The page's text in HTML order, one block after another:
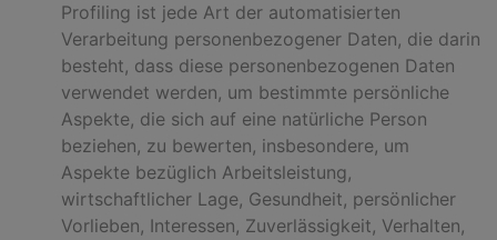
Profiling ist jede Art der automatisierten
Verarbeitung personenbezogener Daten, die darin
besteht, dass diese personenbezogenen Daten
verwendet werden, um bestimmte persönliche
Aspekte, die sich auf eine natürliche Person
beziehen, zu bewerten, insbesondere, um
Aspekte bezüglich Arbeitsleistung,
wirtschaftlicher Lage, Gesundheit, persönlicher
Vorlieben, Interessen, Zuverlässigkeit, Verhalten,